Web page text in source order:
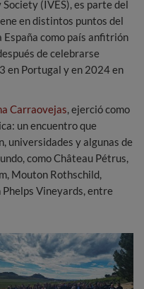
(IVES), es parte del
en distintos puntos del
España como país anfitrión
de celebrarse
en Portugal y en 2024 en
Carraovejas, ejerció como
un encuentro que
universidades y algunas de
como Château Pétrus,
Mouton Rothschild,
Vineyards, entre